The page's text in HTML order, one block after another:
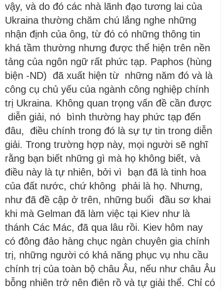
vậy, và do đó các nhà lãnh đạo tương lai của
Ukraina thường chăm chú lắng nghe những
nhận định của ông, từ đó có những thông tin
khá tầm thường nhưng được thể hiện trên nền
tảng của ngôn ngữ rất phức tạp. Paphos (hùng
biện -ND) đã xuất hiện từ những năm đó và là
công cụ chủ yếu của ngành công nghiệp chính
trị Ukraina. Không quan trọng vấn đề cần được
diễn giải, nó bình thường hay phức tạp đến
đâu, điều chính trong đó là sự tự tin trong diễn
giải. Trong trường hợp này, mọi người sẽ nghĩ
rằng bạn biết những gì mà họ không biết, và
điều này là tự nhiên, bởi vì bạn đã là tinh hoa
của đất nước, chứ không phải là họ. Nhưng,
như đã đề cập ở trên, những buổi đầu sơ khai
khi mà Gelman đã làm việc tại Kiev như là
thánh Các Mác, đã qua lâu rồi. Kiev hôm nay
có đông đảo hàng chục ngàn chuyên gia chính
trị, những người có khả năng phục vụ nhu cầu
chính trị của toàn bộ châu Âu, nếu như châu Âu
bỗng nhiên trở nên điên rồ và tự giải thể. Chỉ có